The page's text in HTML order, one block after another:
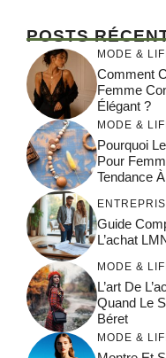
POSTS
MODE &
Comment
Femme
Élégant ?
MODE &
Pourquoi
Pour
Tendance
Guide
L’achat
MODE &
L’art De
Quand Le
Béret
MODE &